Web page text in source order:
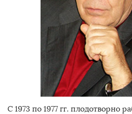
С 1973 по 1977 гг. плодотворно